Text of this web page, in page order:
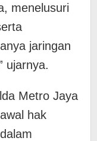
menelusuri
jaringan
ujarnya.
Metro Jaya
hak